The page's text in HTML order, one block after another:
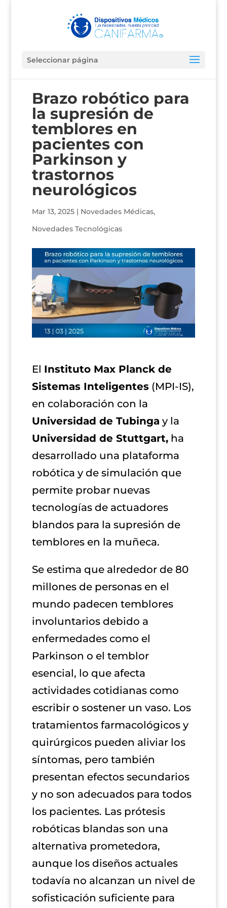
Seleccionar página
Brazo robótico para
la supresión de
temblores en
pacientes con
Parkinson y
trastornos
neurológicos
Mar 13, 2025| Novedades Médicas,
Novedades Tecnológicas
El Instituto Max Planck de
Sistemas Inteligentes(MPI-IS),
en colaboración con la
Universidad de Tubinga y la
Universidad de Stuttgart,ha
desarrollado una plataforma
robótica y de simulación que
permite probar nuevas
tecnologías de actuadores
blandos para la supresión de
temblores en la muñeca.
Se estima que alrededor de 80
millones de personas en el
mundo padecen temblores
involuntarios debido a
enfermedades como el
Parkinson o el temblor
esencial, lo que afecta
actividades cotidianas como
escribir o sostener un vaso. Los
tratamientos farmacológicos y
quirúrgicos pueden aliviar los
síntomas, pero también
presentan efectos secundarios
y no son adecuados para todos
los pacientes. Las prótesis
robóticas blandas son una
alternativa prometedora,
aunque los diseños actuales
todavía no alcanzan un nivel de
sofisticación suficiente para